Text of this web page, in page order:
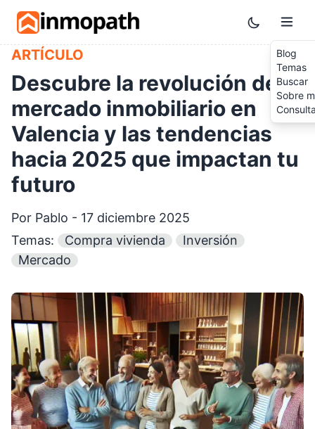
Skip to main content
Toggle
Blog
Temas
Buscar
Sobre
ARTÍCULO
Descubre la revolución del
mercado inmobiliario en
Valencia y las tendencias
hacia 2025 que impactan tu
futuro
Por Pablo - 17 diciembre 2025
Temas:
Compra vivienda
Inversión
Mercado